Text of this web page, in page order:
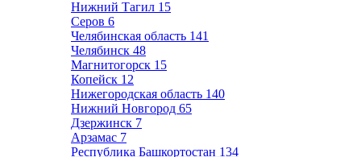
Нижний Тагил 15
Серов 6
Челябинская область 141
Челябинск 48
Магнитогорск 15
Копейск 12
Нижегородская область 140
Нижний Новгород 65
Дзержинск 7
Арзамас 7
Республика Башкортостан 134